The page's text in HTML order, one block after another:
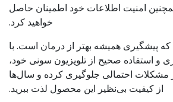
امنیت اطلاعات خود اطمینان حاصل
خواهید کرد.
که پیشگیری همیشه بهتر از درمان است. با
و استفاده صحیح از تلویزیون سونی خود،
مشکلات احتمالی جلوگیری کرده و سال‌ها
از کیفیت بی‌نظیر این محصول لذت ببرید.